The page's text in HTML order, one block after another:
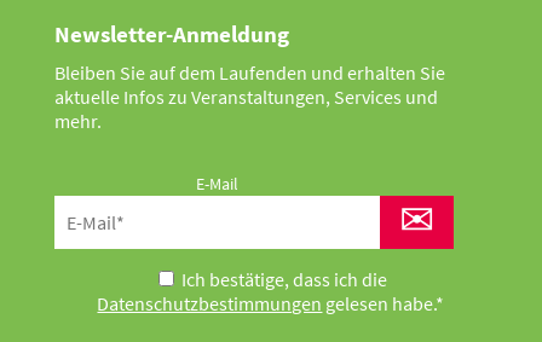
Newsletter-Anmeldung
Bleiben Sie auf dem Laufenden und erhalten Sie
aktuelle Infos zu Veranstaltungen, Services und
mehr.
E-Mail
✉
Ich bestätige, dass ich die
Datenschutzbestimmungen gelesen habe.*